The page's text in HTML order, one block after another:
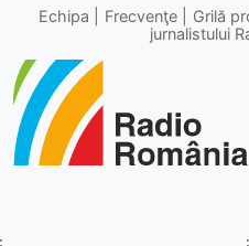
Echipa Frecvenţe Grilă
jurnalistului